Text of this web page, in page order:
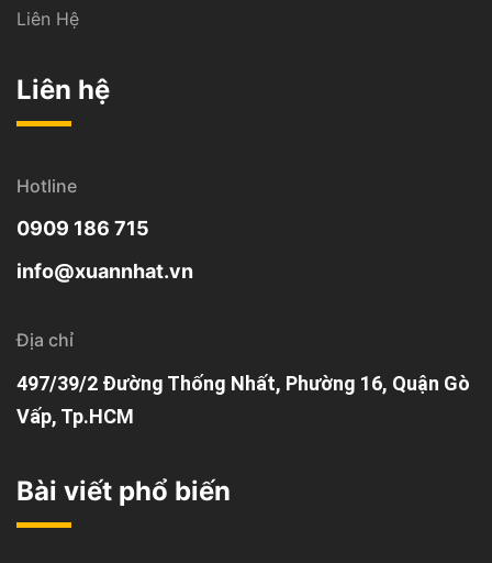
Liên Hệ
Liên hệ
Hotline
0909 186 715
info@xuannhat.vn
Địa chỉ
497/39/2 Đường Thống Nhất, Phường 16, Quận Gò
Vấp, Tp.HCM
Bài viết phổ biến